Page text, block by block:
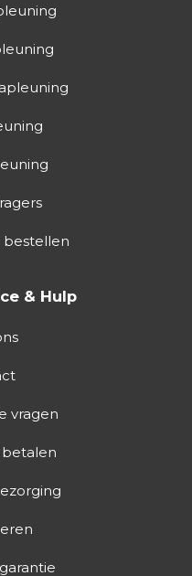
bestellen
& Hulp
vragen
betalen